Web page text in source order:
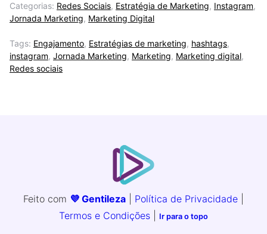
Categorias: Redes Sociais, Estratégia de Marketing, Instagram,
Jornada Marketing, Marketing Digital
Tags: Engajamento, Estratégias de marketing, hashtags,
instagram, Jornada Marketing, Marketing, Marketing digital,
Redes sociais
Feito com 💜 Gentileza Política de Privacidade
Termos e Condições
Ir para o topo